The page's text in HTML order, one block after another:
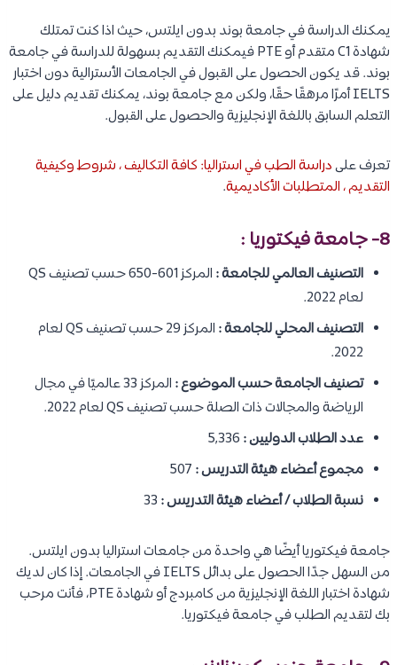
يمكنك الدراسة في جامعة بوند بدون ايلتس، حيث اذا كنت تمتلك
شهادة C1 متقدم أو PTE فيمكنك التقديم بسهولة للدراسة في جامعة
بوند. قد يكون الحصول على القبول في الجامعات الأسترالية دون اختبار
IELTS أمرًا مرهقًا حقًا، ولكن مع جامعة بوند، يمكنك تقديم دليل على
التعلم السابق باللغة الإنجليزية والحصول على القبول.
تعرف علىدراسة الطب في استراليا: كافة التكاليف ، شروط وكيفية
التقديم ، المتطلبات الأكاديمية.
8- جامعة فيكتوريا :
التصنيف العالمي للجامعة :
المركز 601-650 حسب تصنيف QS
لعام 2022.
التصنيف المحلي للجامعة :
المركز 29 حسب تصنيف QS لعام
2022.
تصنيف الجامعة حسب الموضوع :
المركز 33 عالميًا في مجال
الرياضة والمجالات ذات الصلة حسب تصنيف QS لعام 2022.
عدد الطلاب الدوليين :
مجموع أعضاء هيئة التدريس :
نسبة الطلاب / أعضاء هيئة التدريس :
جامعة فيكتوريا أيضًا هي واحدة من جامعات استراليا بدون ايلتس.
من السهل جدًا الحصول على بدائل IELTS في الجامعات. إذا كان لديك
شهادة اختبار اللغة الإنجليزية من كامبردج أو شهادة PTE، فأنت مرحب
بك لتقديم الطلب في جامعة فيكتوريا.